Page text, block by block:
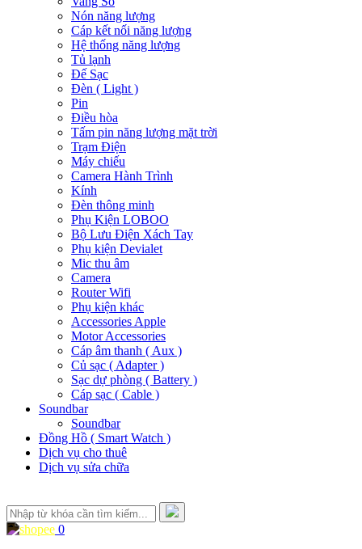
Nón năng lượng
Cáp kết nối năng lượng
Hệ thống năng lượng
Tủ lạnh
Đế Sạc
Đèn ( Light )
Pin
Điều hòa
Tấm pin năng lượng mặt trời
Trạm Điện
Máy chiếu
Camera Hành Trình
Kính
Đèn thông minh
Phụ Kiện LOBOO
Bộ Lưu Điện Xách Tay
Phụ kiện Devialet
Mic thu âm
Camera
Router Wifi
Phụ kiện khác
Accessories Apple
Motor Accessories
Cáp âm thanh ( Aux )
Củ sạc ( Adapter )
Sạc dự phòng ( Battery )
Cáp sạc ( Cable )
Soundbar
Soundbar
Đồng Hồ ( Smart Watch )
Dịch vụ cho thuê
Dịch vụ sửa chữa
0